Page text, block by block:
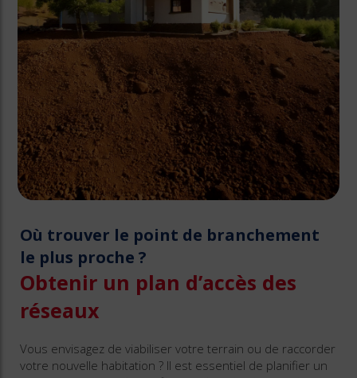
Où trouver le point de branchement
le plus proche ?
Obtenir un plan d’accès des
réseaux
Vous envisagez de viabiliser votre terrain ou de raccorder
votre nouvelle habitation ? Il est essentiel de planifier un